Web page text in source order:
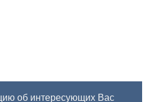
об интересующих Вас